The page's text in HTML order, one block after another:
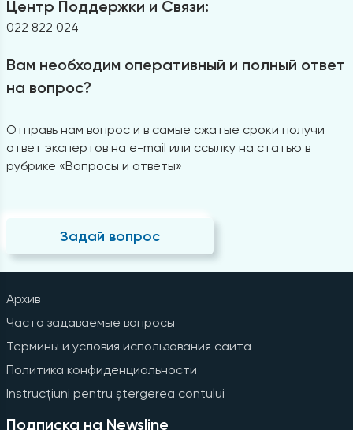
Центр Поддержки и Связи:
022 822 024
Вам необходим оперативный и полный ответ
на вопрос?
Отправь нам вопрос и в самые сжатые сроки получи
ответ экспертов на e-mail или ссылку на статью в
рубрике «Вопросы и ответы»
Задай вопрос
Архив
Часто задаваемые вопросы
Термины и условия использования сайта
Политика конфиденциальности
Instrucțiuni pentru ștergerea contului
Подписка на Newsline